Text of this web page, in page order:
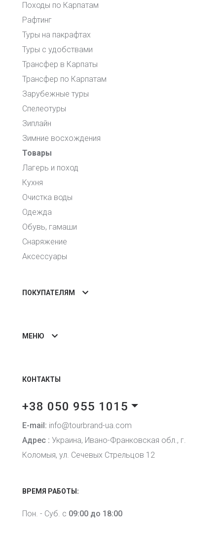
Походы по Карпатам
Рафтинг
Туры на пакрафтах
Туры с удобствами
Трансфер в Карпаты
Трансфер по Карпатам
Зарубежные туры
Спелеотуры
Зиплайн
Зимние восхождения
Товары
Лагерь и поход
Кухня
Очистка воды
Одежда
Обувь, гамаши
Снаряжение
Аксессуары
ПОКУПАТЕЛЯМ
МЕНЮ
КОНТАКТЫ
+38 050 955 1015
E-mail: info@tourbrand-ua.com
Адрес : Украина, Ивано-Франковская обл., г.
Коломыя, ул. Сечевых Стрельцов 12
ВРЕМЯ РАБОТЫ:
Пон. - Суб. с 09:00 до 18:00